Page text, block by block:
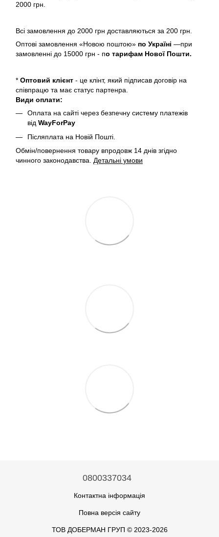
2000 грн.
Всі замовлення до 2000 грн доставляються за 200 грн.
Оптові замовлення «Новою поштою» по Україні —при
замовленні до 15000 грн - по тарифам Нової Пошти.
* Оптовий клієнт - це клінт, який підписав договір на
співпрацю та має статус партенра.
Види оплати:
Оплата на сайті через безпечну систему платежів
від WayForPay
Післяплата на Новій Пошті.
Обмін/повернення товару впродовж 14 днів згідно
чинного законодавства. Детальні умови
0800337034
Контактна інформація
Повна версія сайту
ТОВ ДОБЕРМАН ГРУП © 2023-2026